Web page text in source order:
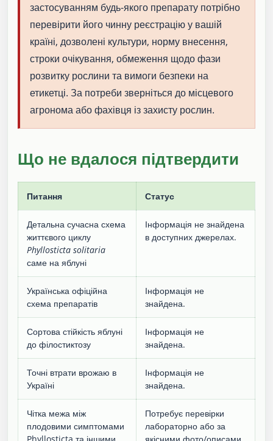
застосуванням будь-якого препарату потрібно
перевірити його чинну реєстрацію у вашій
країні, дозволені культури, норму внесення,
строки очікування, обмеження щодо фази
розвитку рослини та вимоги безпеки на
етикетці. За потреби зверніться до місцевого
агронома або фахівця із захисту рослин.
Що не вдалося підтвердити
Питання Статус
Детальна сучасна схема
життєвого циклу
Phyllosticta solitaria
саме на яблуні
Інформація не знайдена
в доступних джерелах.
Українська офіційна
схема препаратів
Інформація не
знайдена.
Сортова стійкість яблуні
до філостиктозу
Інформація не
знайдена.
Точні втрати врожаю в
Україні
Інформація не
знайдена.
Чітка межа між
плодовими симптомами
Потребує перевірки
лабораторно або за